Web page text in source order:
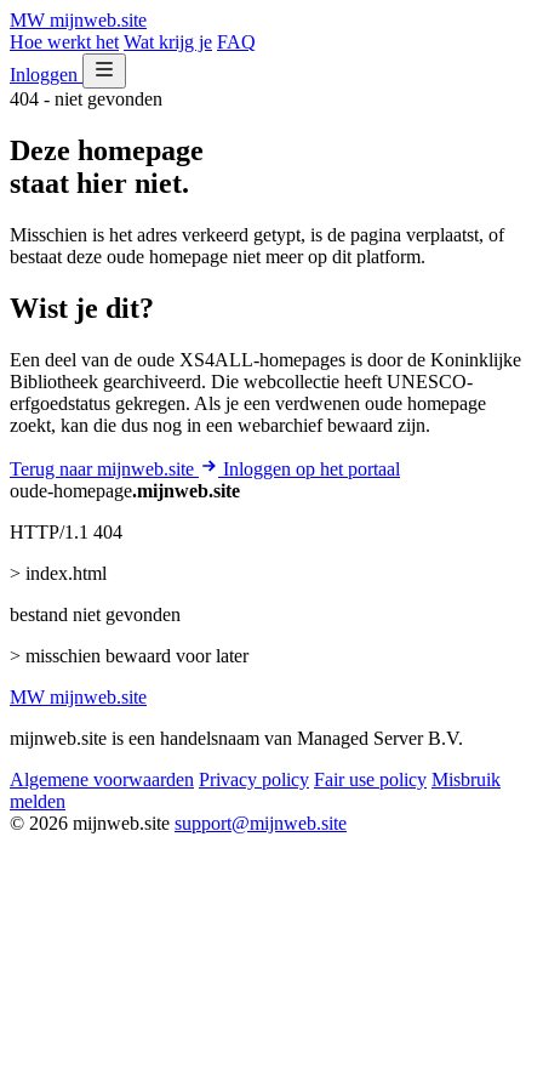
MW mijnweb.site
Hoe werkt het Wat krijg je FAQ
Inloggen
404 - niet gevonden
Deze homepage
staat hier niet.
Misschien is het adres verkeerd getypt, is de pagina verplaatst, of
bestaat deze oude homepage niet meer op dit platform.
Wist je dit?
Een deel van de oude XS4ALL-homepages is door de Koninklijke
Bibliotheek gearchiveerd. Die webcollectie heeft UNESCO-
erfgoedstatus gekregen. Als je een verdwenen oude homepage
zoekt, kan die dus nog in een webarchief bewaard zijn.
Terug naar mijnweb.site
Inloggen op het portaal
oude-homepage.mijnweb.site
HTTP/1.1 404
> index.html
bestand niet gevonden
> misschien bewaard voor later
MW mijnweb.site
mijnweb.site is een handelsnaam van Managed Server B.V.
Algemene voorwaarden Privacy policy Fair use policy Misbruik
melden
© 2026 mijnweb.site support@mijnweb.site